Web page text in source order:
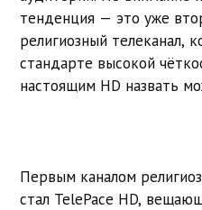
тенденция — это уже
религиозный телеканал,
стандарте высокой
настоящим HD назвать
Первым каналом
стал TelePace HD,